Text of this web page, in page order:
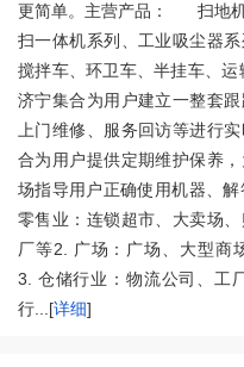
更简单。主营产品： 扫地机
扫一体机系列、工业吸尘器
搅拌车、环卫车、半挂车、运
济宁集合为用户建立一整套
上门维修、服务回访等进行
合为用户提供定期维护保养
场指导用户正确使用机器、
零售业：连锁超市、大卖场
厂等2. 广场：广场、大型商
3. 仓储行业：物流公司、工
行...[详细]